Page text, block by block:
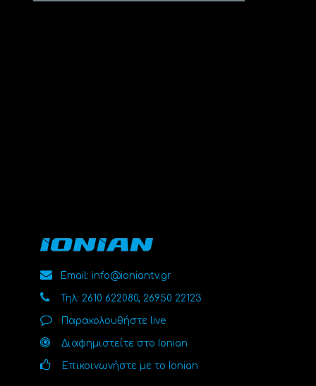
Email: info@ioniantv.gr
Τηλ: 2610 622080, 26950 22123
Παρακολουθήστε live
Διαφημιστείτε στο Ionian
Επικοινωνήστε με το Ionian